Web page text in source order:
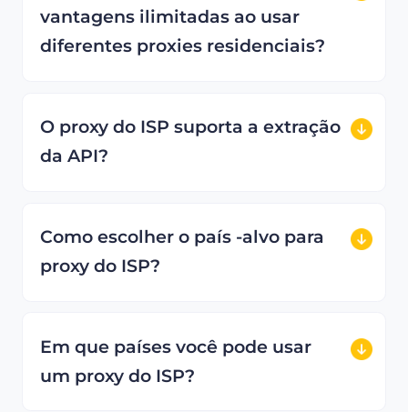
vantagens ilimitadas ao usar
diferentes proxies residenciais?
O proxy do ISP suporta a extração
da API?
Como escolher o país -alvo para
proxy do ISP?
Em que países você pode usar
um proxy do ISP?